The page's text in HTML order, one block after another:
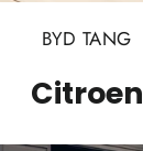
BYD TANG
Citroen